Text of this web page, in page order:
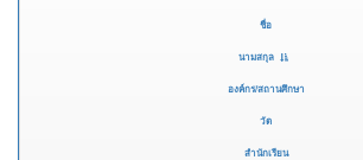
ชื่อ
นามสกุล
องค์กร/สถานศึกษา
วัด
สำนักเรียน